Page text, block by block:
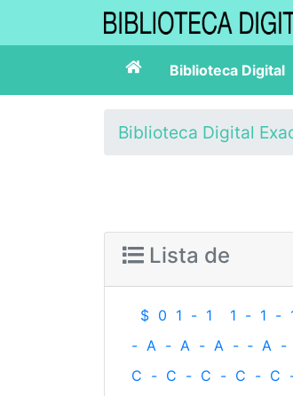
Biblioteca Digital
Biblioteca Digital
Lista de
$ 0 1 - 1 1 - 1 -
- A - A - A - ‐ A -
C - C - C - C - C